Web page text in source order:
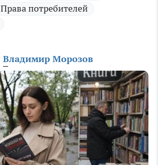
Права потребителей
Владимир Морозов